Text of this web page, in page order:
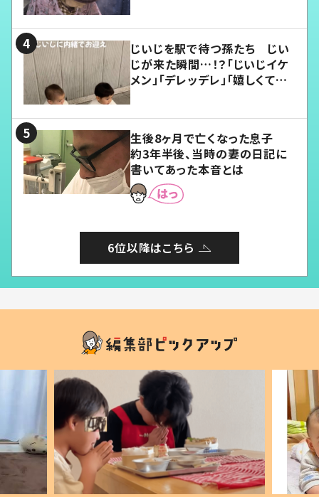
じいじを駅で待つ孫たち じい
じが来た瞬間…！？「じいじイケ
メン」「デレッデレ」「嬉しくて可
生後8ヶ月で亡くなった息子
約3年半後、当時の妻の日記に
書いてあった本音とは
6位以降はこちら